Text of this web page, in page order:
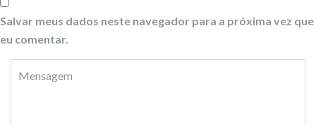
Salvar meus dados neste navegador para a próxima vez que
eu comentar.